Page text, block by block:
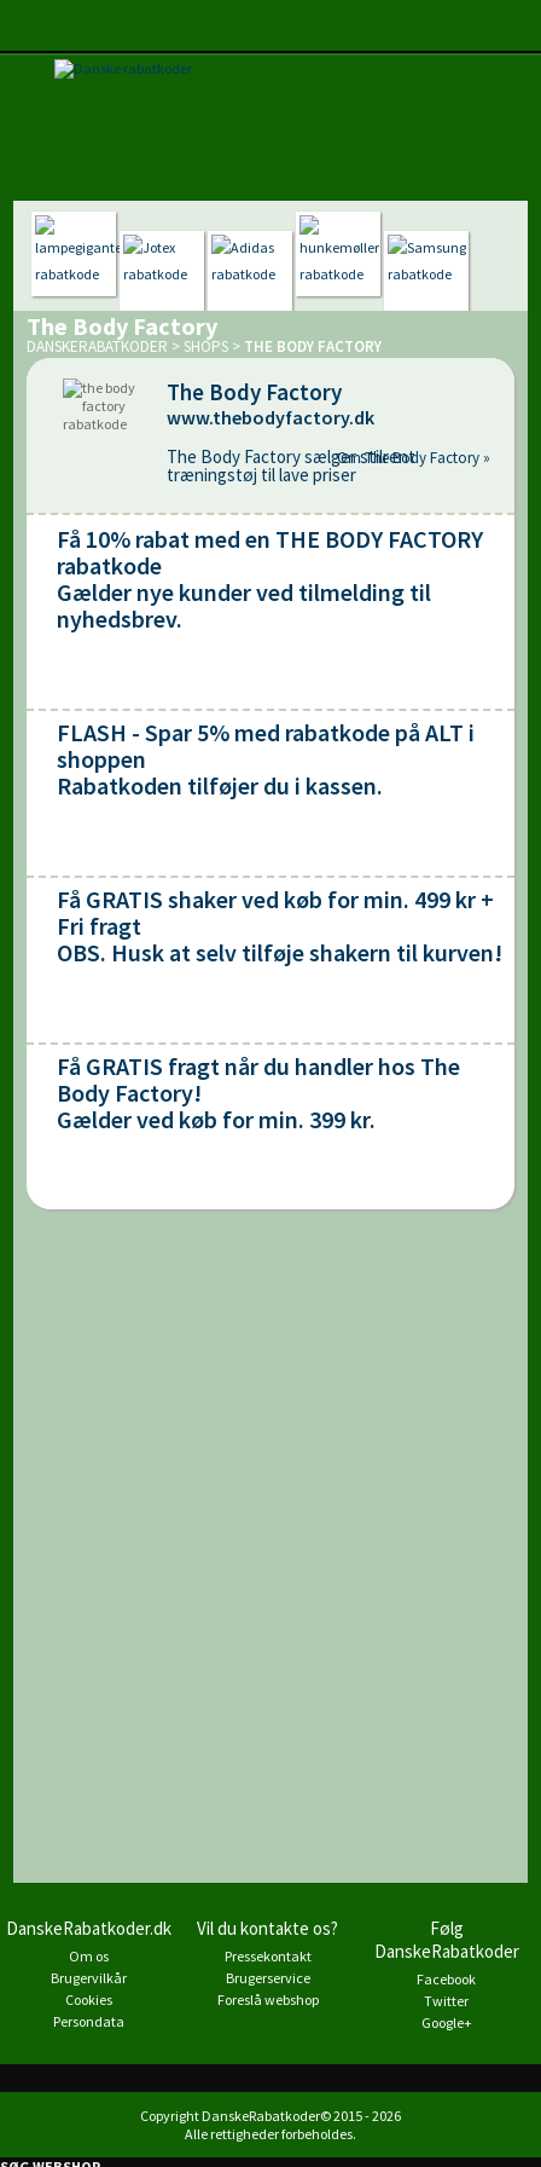
The Body Factory
DANSKERABATKODER > SHOPS> THE BODY FACTORY
The Body Factory
www.thebodyfactory.dk
The Body Factory sælger stilrent
træningstøj til lave priser
Om The Body Factory »
Få 10% rabat med en THE BODY FACTORY
rabatkode
Gælder nye kunder ved tilmelding til
nyhedsbrev.
FLASH - Spar 5% med rabatkode på ALT i
shoppen
Rabatkoden tilføjer du i kassen.
Få GRATIS shaker ved køb for min. 499 kr +
Fri fragt
OBS. Husk at selv tilføje shakern til kurven!
Få GRATIS fragt når du handler hos The
Body Factory!
Gælder ved køb for min. 399 kr.
DanskeRabatkoder.dk
Om os
Brugervilkår
Cookies
Persondata
Vil du kontakte os?
Pressekontakt
Brugerservice
Foreslå webshop
Følg
DanskeRabatkoder
Facebook
Twitter
Google+
Copyright DanskeRabatkoder© 2015 - 2026
Alle rettigheder forbeholdes.